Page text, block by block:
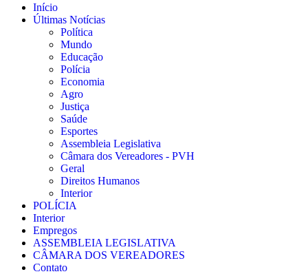
Início
Últimas Notícias
Política
Mundo
Educação
Polícia
Economia
Agro
Justiça
Saúde
Esportes
Assembleia Legislativa
Câmara dos Vereadores - PVH
Geral
Direitos Humanos
Interior
POLÍCIA
Interior
Empregos
ASSEMBLEIA LEGISLATIVA
CÂMARA DOS VEREADORES
Contato